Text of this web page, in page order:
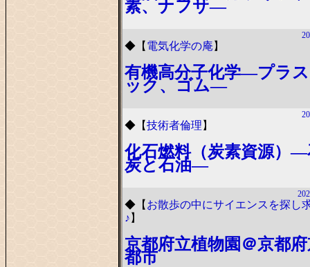
素、ナフサ―
◆ 【 電気化学の庵 】
有機高分子化学―プラ
ック、ゴム―
◆ 【技術者倫理 】
化石燃料（炭素資源）―
炭と石油―
◆ 【 お散歩の中にサイエンスを探し
♪ 】
京都府立植物園＠京都
都市